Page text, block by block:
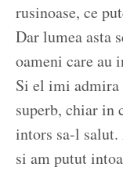
rusinoase, ce
Dar lumea asta
oameni care au
Si el imi admira
superb, chiar in
intors sa-l
si am putut